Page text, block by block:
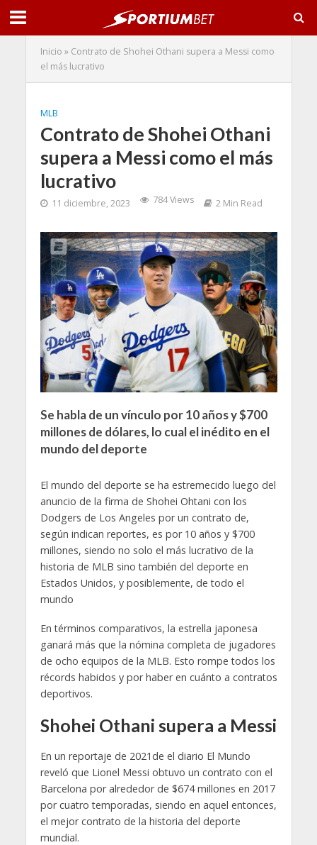
Inicio » Contrato de Shohei Othani supera a Messi como
el más lucrativo
MLB
Contrato de Shohei Othani
supera a Messi como el más
lucrativo
11 diciembre, 2023 784 Views 2 Min Read
Se habla de un vínculo por 10 años y $700
millones de dólares, lo cual el inédito en el
mundo del deporte
El mundo del deporte se ha estremecido luego del
anuncio de la firma de Shohei Ohtani con los
Dodgers de Los Angeles por un contrato de,
según indican reportes, es por 10 años y $700
millones, siendo no solo el más lucrativo de la
historia de MLB sino también del deporte en
Estados Unidos, y posiblemente, de todo el
mundo
En términos comparativos, la estrella japonesa
ganará más que la nómina completa de jugadores
de ocho equipos de la MLB. Esto rompe todos los
récords habidos y por haber en cuánto a contratos
deportivos.
Shohei Othani supera a Messi
En un reportaje de 2021de el diario El Mundo
reveló que Lionel Messi obtuvo un contrato con el
Barcelona por alrededor de $674 millones en 2017
por cuatro temporadas, siendo en aquel entonces,
el mejor contrato de la historia del deporte
mundial.